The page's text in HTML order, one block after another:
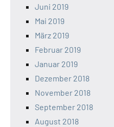
Juni 2019
Mai 2019
März 2019
Februar 2019
Januar 2019
Dezember 2018
November 2018
September 2018
August 2018